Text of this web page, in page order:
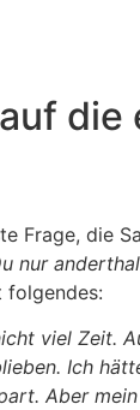
die
Frage, die
nur
folgendes:
viel Zeit.
Ich
Aber